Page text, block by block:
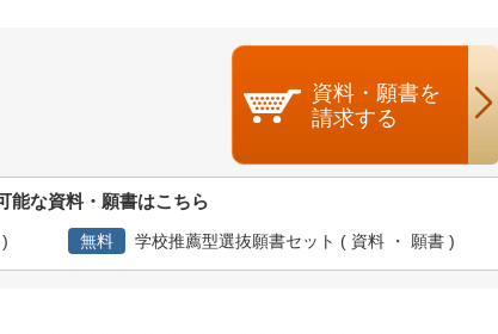
資料・願書を
請求する
能な資料・願書はこちら
無料 学校推薦型選抜願書セット ( 資料 ・ 願書 )